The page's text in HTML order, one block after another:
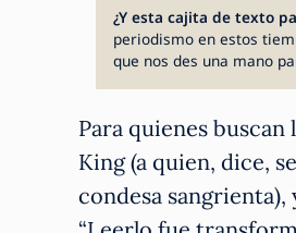
¿Y esta cajita de texto
periodismo en estos
que nos des una mano
Para quienes
King (a quien, dice,
condesa